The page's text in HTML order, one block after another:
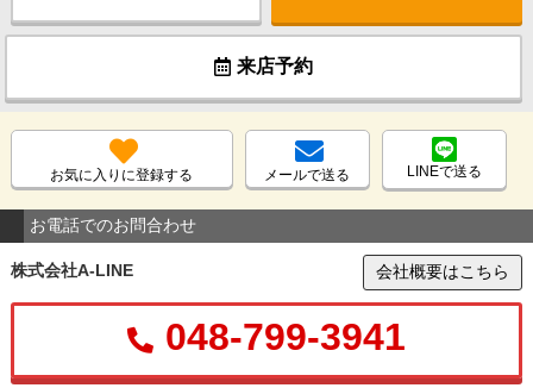
来店予約
お気に入りに登録する メールで送る LINEで送る
お電話でのお問合わせ
株式会社A-LINE 会社概要はこちら
048-799-3941